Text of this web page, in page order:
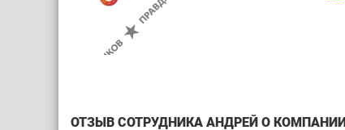
ОТЗЫВ СОТРУДНИКА АНДРЕЙ О КОМПАНИИ